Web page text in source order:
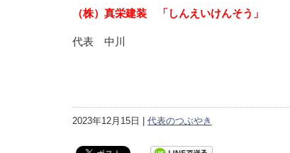
（株）真栄建装 「しんえいけんそう」
代表 中川
2023年12月15日 | 代表のつぶやき